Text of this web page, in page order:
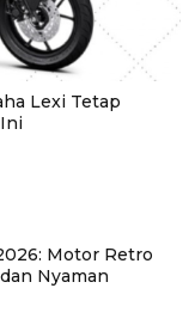
Lexi Tetap
Motor Retro
Nyaman